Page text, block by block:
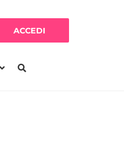
ACCEDI